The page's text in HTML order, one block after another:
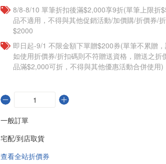
8/8-8/10 單筆折扣後滿$2,000享9折(單筆上限折
品不適用，不得與其他促銷活動/加價購/折價券/
$2000
即日起-9/1 不限金額下單贈$200券(單筆不累贈
如使用折價券/折扣碼則不符贈送資格，贈送之折
品滿$2,000可折，不得與其他優惠活動合併使用)
一般訂單
宅配/到店取貨
查看全站折價券